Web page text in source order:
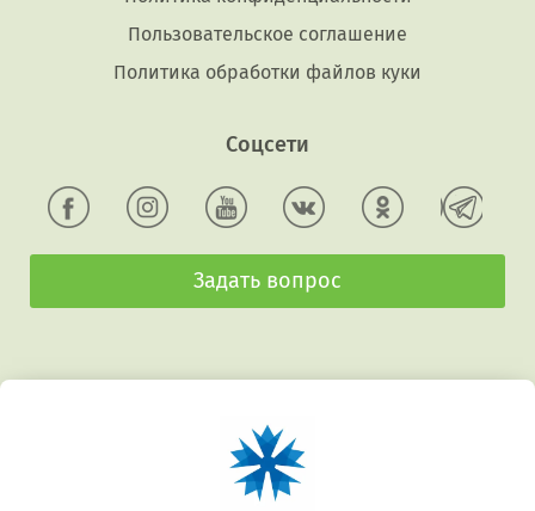
Пользовательское соглашение
Политика обработки файлов куки
Соцсети
Задать вопрос